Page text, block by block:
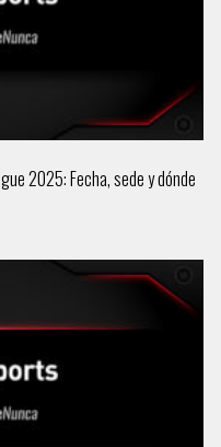
2025: Fecha, sede y dónde